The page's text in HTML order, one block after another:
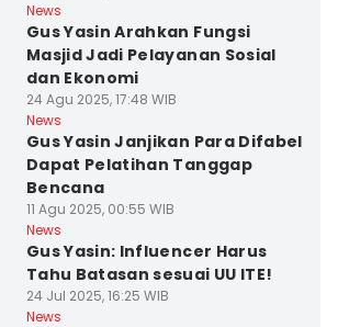
News
Gus Yasin Arahkan Fungsi
Masjid Jadi Pelayanan Sosial
dan Ekonomi
24 Agu 2025, 17:48 WIB
News
Gus Yasin Janjikan Para Difabel
Dapat Pelatihan Tanggap
Bencana
11 Agu 2025, 00:55 WIB
News
Gus Yasin: Influencer Harus
Tahu Batasan sesuai UU ITE!
24 Jul 2025, 16:25 WIB
News